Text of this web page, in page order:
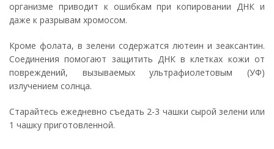
организме приводит к ошибкам при копировании ДНК и
даже к разрывам хромосом.
Кроме фолата, в зелени содержатся лютеин и зеаксантин.
Соединения помогают защитить ДНК в клетках кожи от
повреждений, вызываемых ультрафиолетовым (УФ)
излучением солнца.
Старайтесь ежедневно съедать 2-3 чашки сырой зелени или
1 чашку приготовленной.